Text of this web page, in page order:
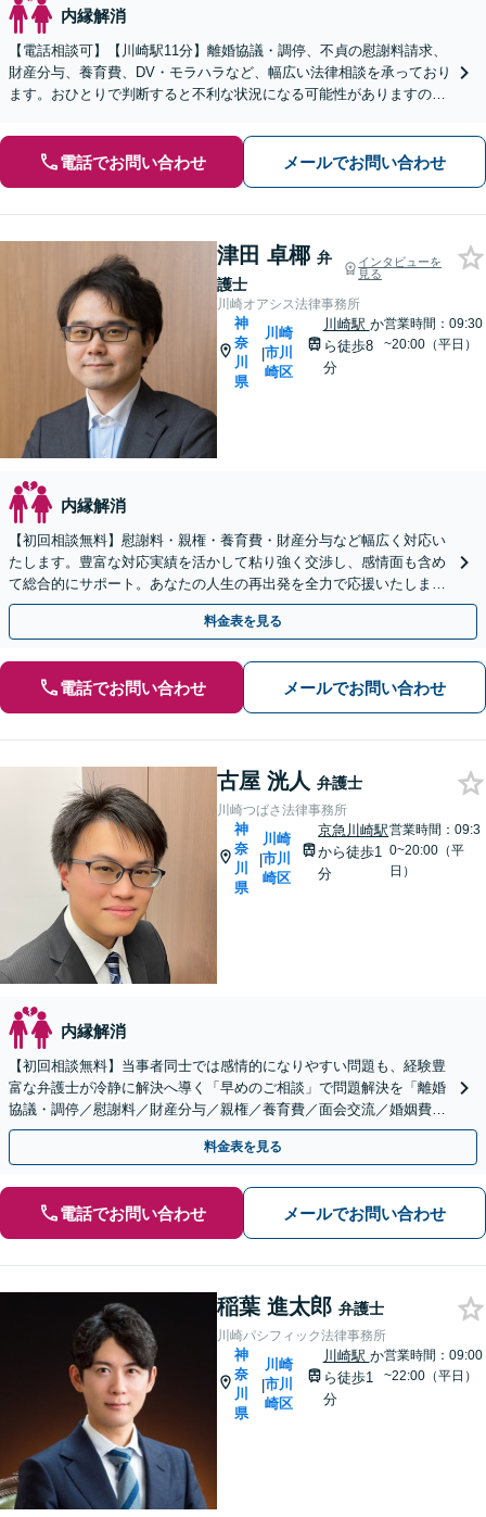
内縁解消
【電話相談可】【川崎駅11分】離婚協議・調停、不貞の慰謝料請求、
財産分与、養育費、DV・モラハラなど、幅広い法律相談を承っており
ます。おひとりで判断すると不利な状況になる可能性がありますので
電話でお問い合わせ メールでお問い合わせ
津田 卓椰 弁
護士
インタビューを
見る
川崎オアシス法律事務所
神
奈
川
県
|
川崎
市川
崎区
川崎駅 か
ら徒歩8
分
営業時間：09:30
~20:00（平日）
内縁解消
【初回相談無料】慰謝料・親権・養育費・財産分与など幅広く対応い
たします。豊富な対応実績を活かして粘り強く交渉し、感情面も含め
て総合的にサポート。あなたの人生の再出発を全力で応援いたします
【川崎駅8分】【休日・夜間相談OK】
料金表を見る
電話でお問い合わせ メールでお問い合わせ
古屋 洸人 弁護士
川崎つばさ法律事務所
神
奈
川
県
|
川崎
市川
崎区
京急川崎駅
から徒歩1
分
営業時間：09:3
0~20:00（平
日）
内縁解消
【初回相談無料】当事者同士では感情的になりやすい問題も、経験豊
富な弁護士が冷静に解決へ導く「早めのご相談」で問題解決を「離婚
協議・調停／慰謝料／財産分与／親権／養育費／面会交流／婚姻費用
／年金分割など幅広く対応」【休日・夜間相談可】
料金表を見る
電話でお問い合わせ メールでお問い合わせ
稲葉 進太郎 弁護士
川崎パシフィック法律事務所
神
奈
川
県
|
川崎
市川
崎区
川崎駅 か
ら徒歩1
分
営業時間：09:00
~22:00（平日）